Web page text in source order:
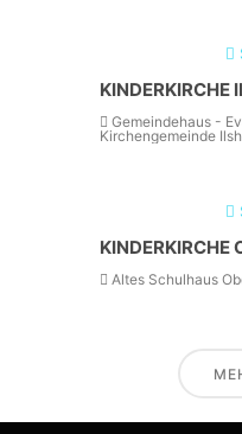
KINDERKIRCHE
Gemeindehaus -
Kirchengemeinde
KINDERKIRCHE
Altes Schulhaus